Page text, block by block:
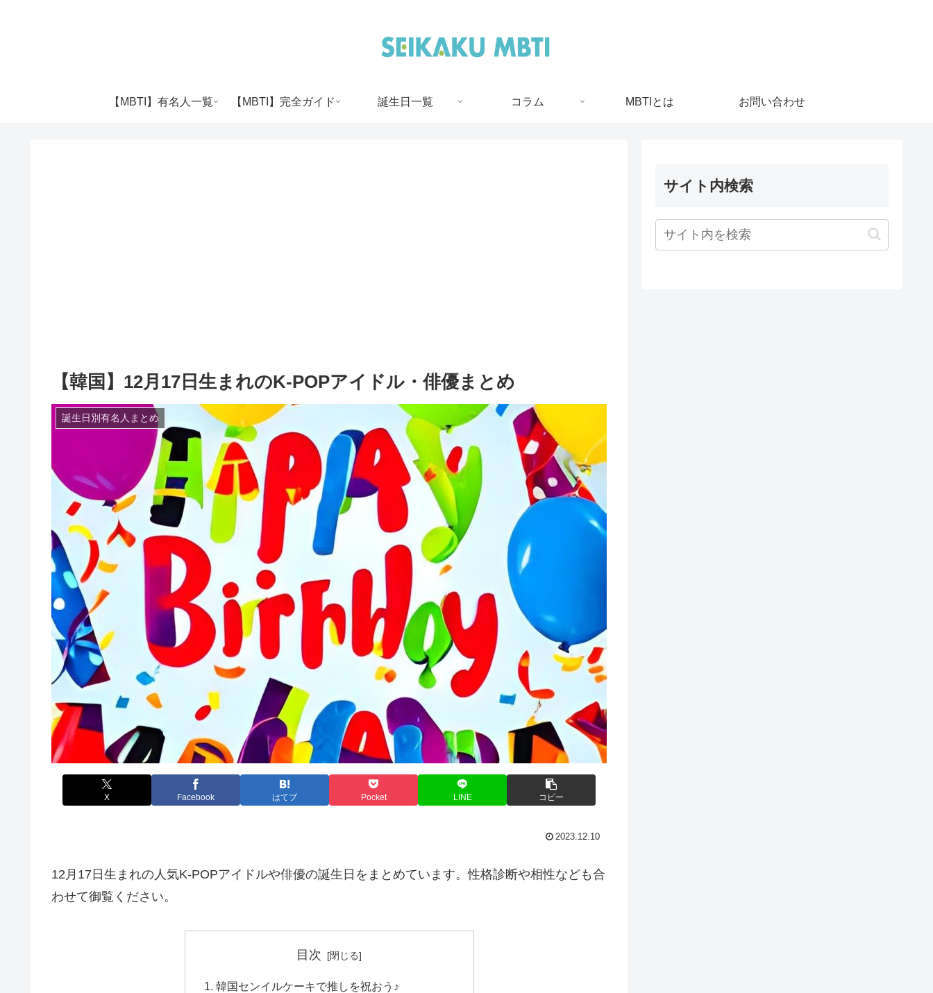
【MBTI】有名人一覧 【MBTI】完全ガイド 誕生日一覧 コラム MBTIとは お問い合わせ
【韓国】12月17日生まれのK-POPアイドル・俳優まとめ
誕生日別有名人まとめ
X Facebook はてブ Pocket LINE コピー
2023.12.10
12月17日生まれの人気K-POPアイドルや俳優の誕生日をまとめています。性格診断や相性なども合
わせて御覧ください。
目次
韓国センイルケーキで推しを祝おう♪
サイト内検索